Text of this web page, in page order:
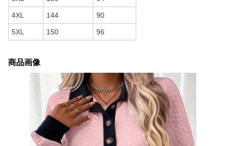
4XL 144 90
5XL 150 96
商品画像